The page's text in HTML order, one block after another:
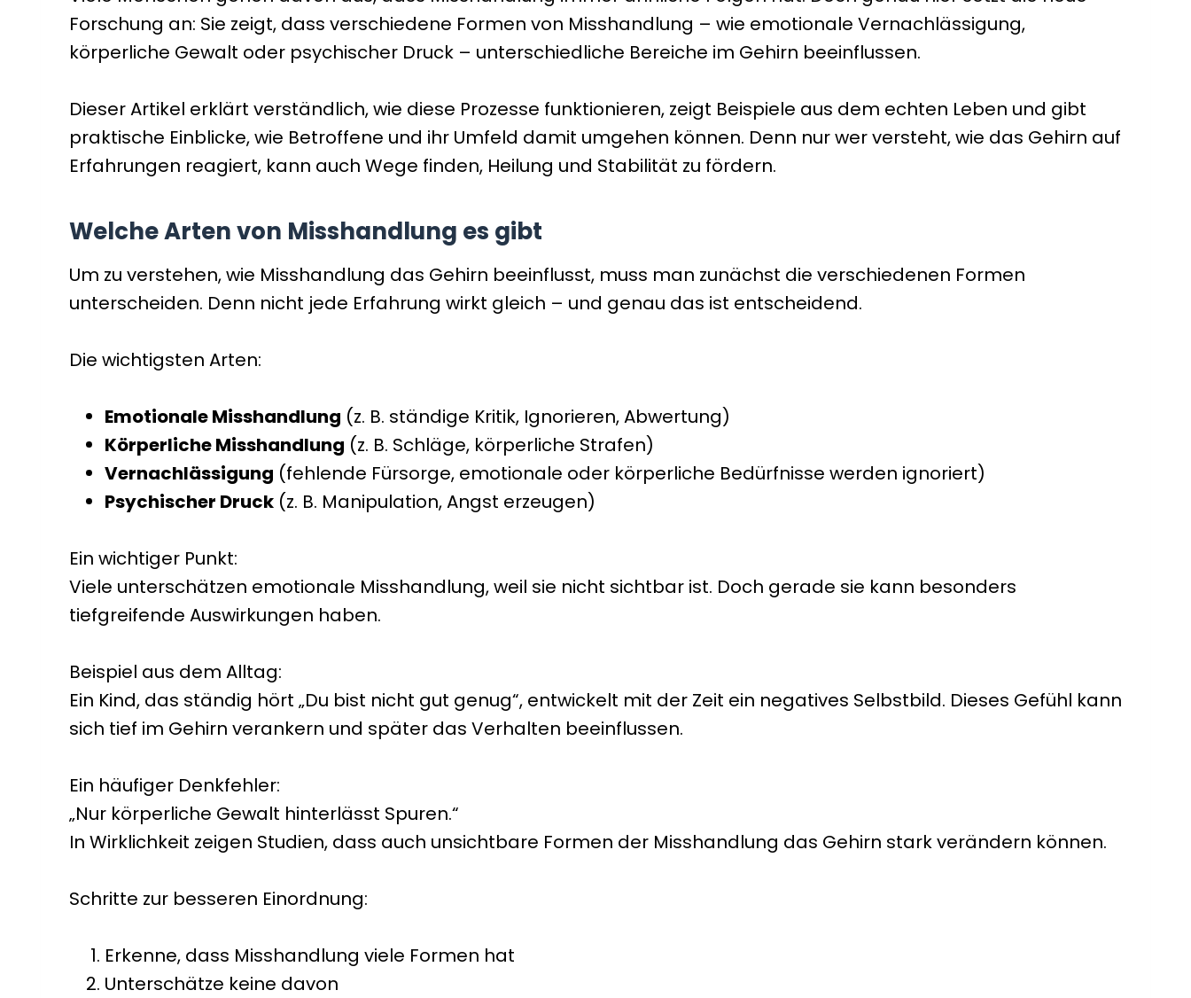
Forschung an: Sie zeigt, dass verschiedene Formen von Misshandlung – wie emotionale Vernachlässigung,
körperliche Gewalt oder psychischer Druck – unterschiedliche Bereiche im Gehirn beeinflussen.
Dieser Artikel erklärt verständlich, wie diese Prozesse funktionieren, zeigt Beispiele aus dem echten Leben und gibt
praktische Einblicke, wie Betroffene und ihr Umfeld damit umgehen können. Denn nur wer versteht, wie das Gehirn auf
Erfahrungen reagiert, kann auch Wege finden, Heilung und Stabilität zu fördern.
Welche Arten von Misshandlung es gibt
Um zu verstehen, wie Misshandlung das Gehirn beeinflusst, muss man zunächst die verschiedenen Formen
unterscheiden. Denn nicht jede Erfahrung wirkt gleich – und genau das ist entscheidend.
Die wichtigsten Arten:
Emotionale Misshandlung (z. B. ständige Kritik, Ignorieren, Abwertung)
Körperliche Misshandlung (z. B. Schläge, körperliche Strafen)
Vernachlässigung (fehlende Fürsorge, emotionale oder körperliche Bedürfnisse werden ignoriert)
Psychischer Druck (z. B. Manipulation, Angst erzeugen)
Ein wichtiger Punkt:
Viele unterschätzen emotionale Misshandlung, weil sie nicht sichtbar ist. Doch gerade sie kann besonders
tiefgreifende Auswirkungen haben.
Beispiel aus dem Alltag:
Ein Kind, das ständig hört „Du bist nicht gut genug“, entwickelt mit der Zeit ein negatives Selbstbild. Dieses Gefühl kann
sich tief im Gehirn verankern und später das Verhalten beeinflussen.
Ein häufiger Denkfehler:
„Nur körperliche Gewalt hinterlässt Spuren.“
In Wirklichkeit zeigen Studien, dass auch unsichtbare Formen der Misshandlung das Gehirn stark verändern können.
Schritte zur besseren Einordnung:
Erkenne, dass Misshandlung viele Formen hat
Unterschätze keine davon